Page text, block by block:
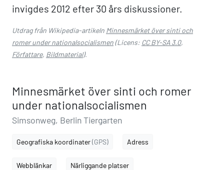
invigdes 2012 efter 30 års diskussioner.
Utdrag från Wikipedia-artikeln Minnesmärket över sinti och
romer under nationalsocialismen(Licens: CC BY-SA 3.0,
Författare, Bildmaterial).
Minnesmärket över sinti och romer
under nationalsocialismen
Simsonweg, Berlin Tiergarten
Geografiska koordinater(GPS) Adress
Webblänkar Närliggande platser